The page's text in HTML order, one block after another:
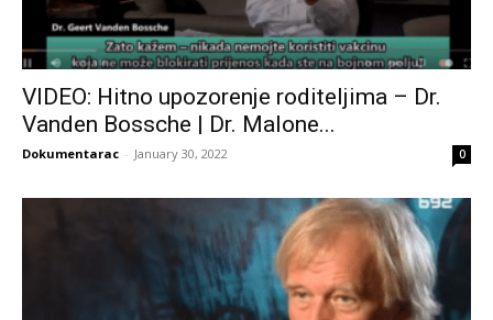
VIDEO: Hitno upozorenje roditeljima – Dr.
Vanden Bossche | Dr. Malone...
Dokumentarac - January 30, 2022 0